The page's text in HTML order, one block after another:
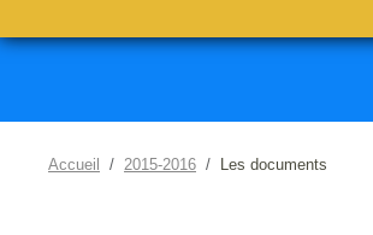
Accueil 2015-2016 Les documents